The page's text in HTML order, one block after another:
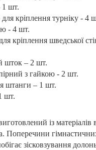
1 шт.
кріплення турніку - 4
- 4 шт.
кріплення шведської
шток – 2 шт.
з гайкою - 2 шт.
штанги – 1 шт.
шт.
із
Поперечини
зісковзування